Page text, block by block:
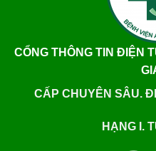
CỔNG THÔNG TIN ĐIỆN
CẤP CHUYÊN SÂU.
HẠNG I.